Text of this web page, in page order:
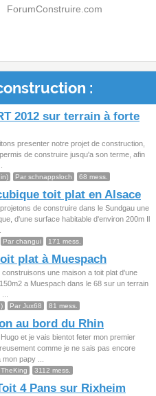
ForumConstruire.com
:
2012 sur terrain à forte
presenter notre projet de construction,
de construire jusqu'a son terme, afin
Par schnappsloch 68 mess.
toit plat en Alsace
de construire dans le Sundgau une
d'une surface habitable d'environ 200m Il
Par changui 171 mess.
plat à Muespach
construisons une maison a toit plat d'une
a Muespach dans le 68 sur un terrain
Par Jux68 81 mess.
au bord du Rhin
et je vais bientot feter mon premier
comme je ne sais pas encore
papy ...
3112 mess.
4 Pans sur Rixheim